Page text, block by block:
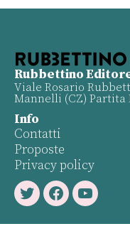
Rubbettino
Viale Rosario
Mannelli (CZ) Partita
Info
Contatti
Proposte
Privacy policy
TwitterFacebookYoutube